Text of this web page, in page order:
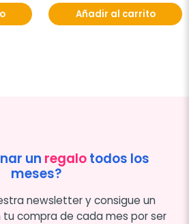
Añadir al carrito
un regalotodos los
meses?
newsletter y consigue un
compra de cada mes por ser